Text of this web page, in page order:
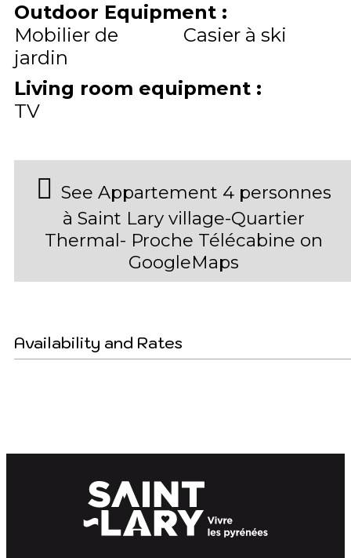
Outdoor Equipment :
Mobilier de
jardin
Casier à ski
Living room equipment :
TV
See Appartement 4 personnes
à Saint Lary village-Quartier
Thermal- Proche Télécabine on
GoogleMaps
Availability and Rates